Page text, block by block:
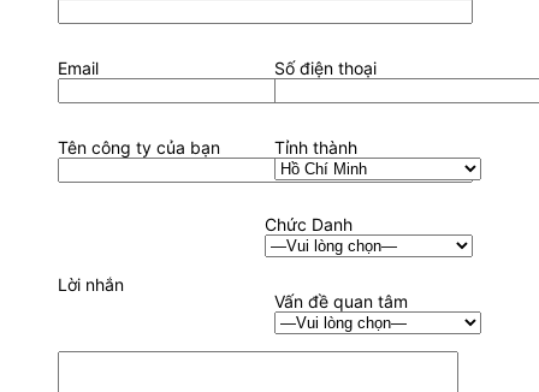
Email Số điện thoại
Tên công ty của bạn Tỉnh thành
Chức Danh
Vấn đề quan tâm
Lời nhắn